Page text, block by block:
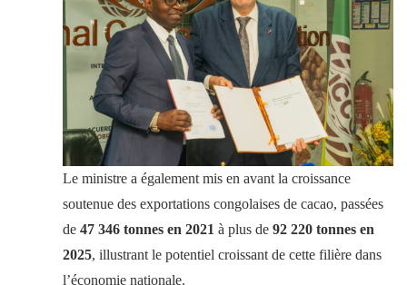
Le ministre a également mis en avant la croissance
soutenue des exportations congolaises de cacao, passées
de 47 346 tonnes en 2021 à plus de 92 220 tonnes en
2025, illustrant le potentiel croissant de cette filière dans
l’économie nationale.